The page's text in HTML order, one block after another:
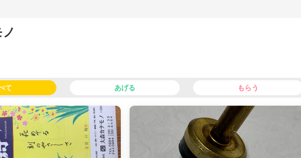
て あげる もらう